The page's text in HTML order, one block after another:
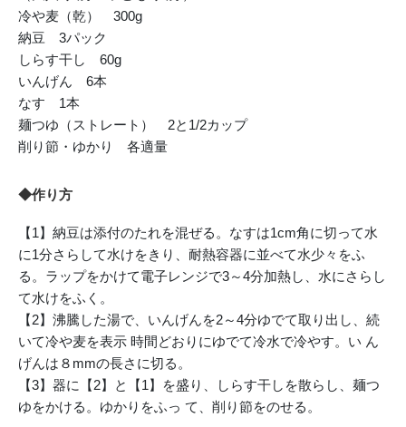
冷や麦（乾） 300g
納豆 3パック
しらす干し 60g
いんげん 6本
なす 1本
麺つゆ（ストレート） 2と1/2カップ
削り節・ゆかり 各適量
◆作り方
【1】納豆は添付のたれを混ぜる。なすは1cm角に切って水
に1分さらして水けをきり、耐熱容器に並べて水少々をふ
る。ラップをかけて電子レンジで3～4分加熱し、水にさらし
て水けをふく。
【2】沸騰した湯で、いんげんを2～4分ゆでて取り出し、続
いて冷や麦を表示 時間どおりにゆでて冷水で冷やす。い ん
げんは８mmの長さに切る。
【3】器に【2】と【1】を盛り、しらす干しを散らし、麺つ
ゆをかける。ゆかりをふっ て、削り節をのせる。